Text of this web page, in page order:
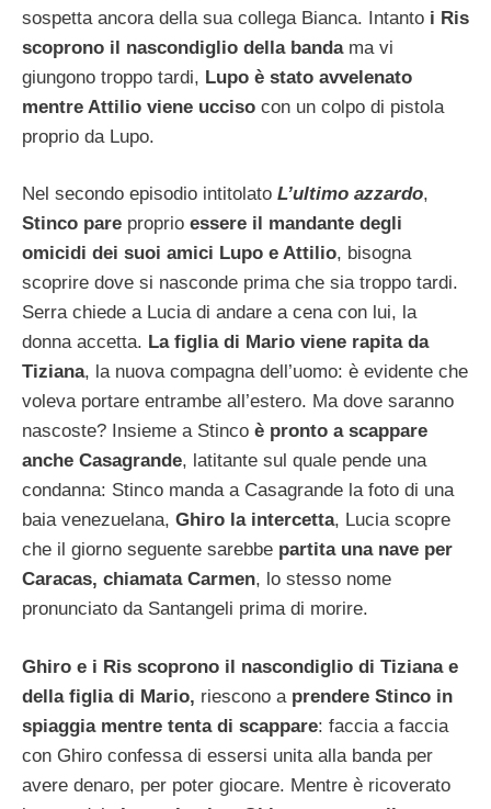
sospetta ancora della sua collega Bianca. Intanto i Ris
scoprono il nascondiglio della bandama vi
giungono troppo tardi, Lupo è stato avvelenato
mentre Attilio viene ucciso con un colpo di pistola
proprio da Lupo.
Nel secondo episodio intitolato L’ultimo azzardo,
Stinco pare proprio essere il mandante degli
omicidi dei suoi amici Lupo e Attilio, bisogna
scoprire dove si nasconde prima che sia troppo tardi.
Serra chiede a Lucia di andare a cena con lui, la
donna accetta. La figlia di Mario viene rapita da
Tiziana, la nuova compagna dell’uomo: è evidente che
voleva portare entrambe all’estero. Ma dove saranno
nascoste? Insieme a Stinco è pronto a scappare
anche Casagrande, latitante sul quale pende una
condanna: Stinco manda a Casagrande la foto di una
baia venezuelana, Ghiro la intercetta, Lucia scopre
che il giorno seguente sarebbe partita una nave per
Caracas, chiamata Carmen, lo stesso nome
pronunciato da Santangeli prima di morire.
Ghiro e i Ris scoprono il nascondiglio di Tiziana e
della figlia di Mario, riescono a prendere Stinco in
spiaggia mentre tenta di scappare: faccia a faccia
con Ghiro confessa di essersi unita alla banda per
avere denaro, per poter giocare. Mentre è ricoverato